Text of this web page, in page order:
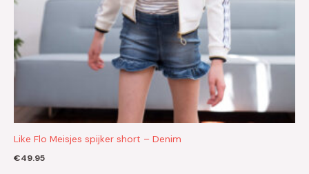
Like Flo Meisjes spijker short – Denim
€49.95